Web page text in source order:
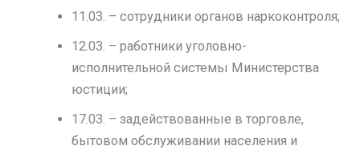
11.03. – сотрудники органов наркоконтроля;
12.03. – работники уголовно-
исполнительной системы Министерства
юстиции;
17.03. – задействованные в торговле,
бытовом обслуживании населения и